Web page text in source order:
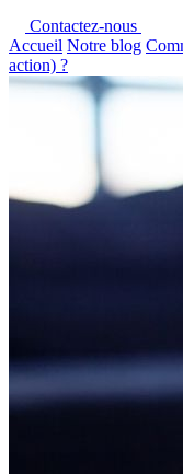
Contactez-nous
Accueil Notre blog
action) ?